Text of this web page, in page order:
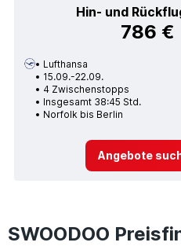
Hin- und
786 €
Lufthansa
15.09.-22.09.
4 Zwischenstopps
Insgesamt 38:45 Std.
Norfolk bis Berlin
Angebote
SWOODOO